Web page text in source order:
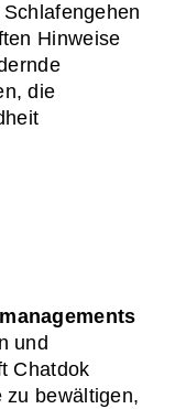
Hinweise
die
Chatdok
zu bewältigen,